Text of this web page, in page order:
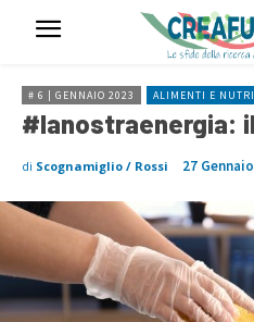
# 6 | GENNAIO 2023 ALIMENTI E
#lanostraenergia:
di Scognamiglio / Rossi 27